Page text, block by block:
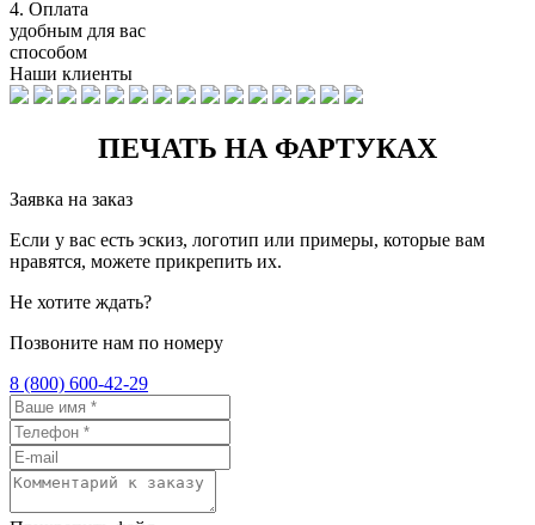
4. Оплата
удобным для вас
способом
Наши клиенты
ПЕЧАТЬ НА ФАРТУКАХ
Заявка на заказ
Если у вас есть эскиз, логотип или примеры, которые вам
нравятся, можете прикрепить их.
Не хотите ждать?
Позвоните нам по номеру
8 (800) 600-42-29